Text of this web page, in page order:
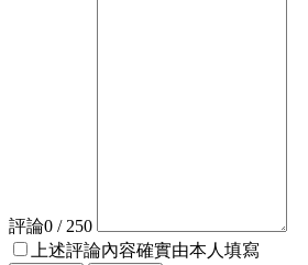
評論0 / 250
上述評論內容確實由本人填寫